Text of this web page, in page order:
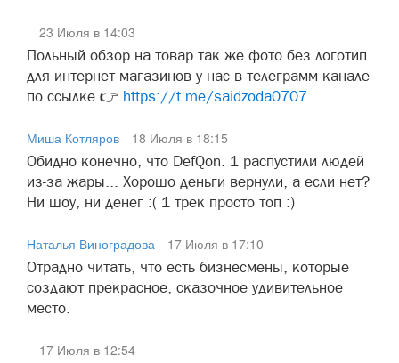
23 Июля в 14:03
Польный обзор на товар так же фото без логотип
для интернет магазинов у нас в телеграмм канале
по ссылке 👉 https://t.me/saidzoda0707
Миша Котляров
18 Июля в 18:15
Обидно конечно, что DefQon. 1 распустили людей
из-за жары... Хорошо деньги вернули, а если нет?
Ни шоу, ни денег :( 1 трек просто топ :)
Наталья Виноградова
17 Июля в 17:10
Отрадно читать, что есть бизнесмены, которые
создают прекрасное, сказочное удивительное
место.
17 Июля в 12:54